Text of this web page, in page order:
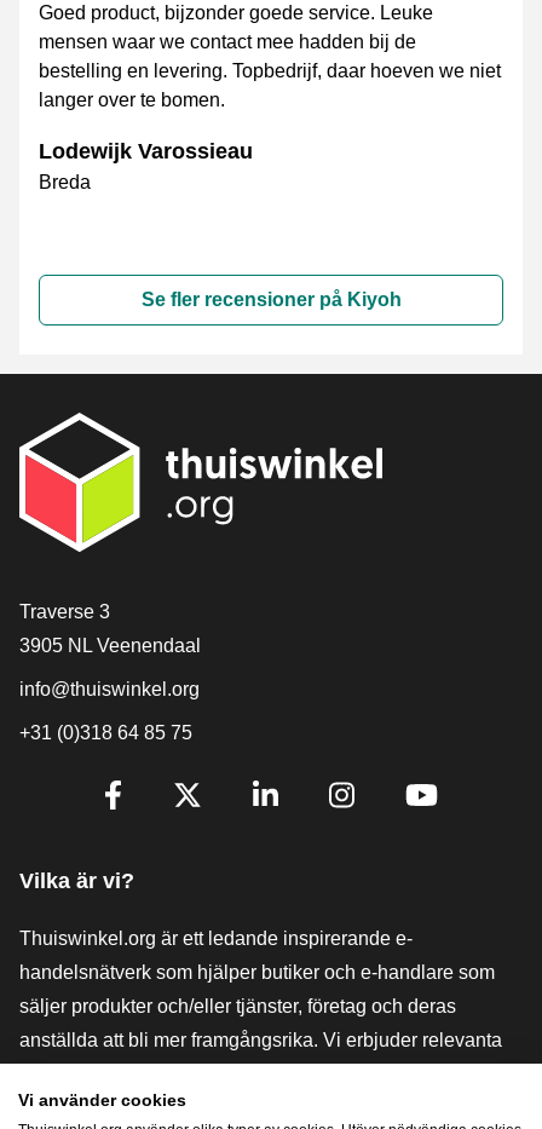
Goed product, bijzonder goede service. Leuke
mensen waar we contact mee hadden bij de
bestelling en levering. Topbedrijf, daar hoeven we niet
langer over te bomen.
Lodewijk Varossieau
Breda
Se fler recensioner på Kiyoh
[_General:Contact]
Traverse 3
3905 NL Veenendaal
info@thuiswinkel.org
+31 (0)318 64 85 75
[_General:SocialMediaTitle]
Vilka är vi?
Thuiswinkel.org är ett ledande inspirerande e-
handelsnätverk som hjälper butiker och e-handlare som
säljer produkter och/eller tjänster, företag och deras
anställda att bli mer framgångsrika. Vi erbjuder relevanta
Thuiswinkel-recensioner, rättsliga medel och rådgivning,
Vi använder cookies